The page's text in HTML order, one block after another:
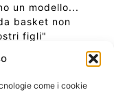
come i cookie
un modello...
basket non
figli"